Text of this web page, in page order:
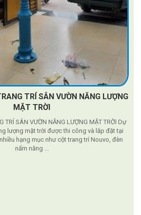
TRÍ SÂN VƯỜN NĂNG LƯỢNG
MẶT TRỜI
TRÍ SÂN VƯỜN NĂNG LƯỢNG MẶT TRỜI Dự
lượng mặt trời được thi công và lắp đặt tại
hạng mục như cột trang trí Nouvo, đèn
nấm năng ...